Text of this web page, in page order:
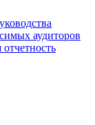
аудиторов